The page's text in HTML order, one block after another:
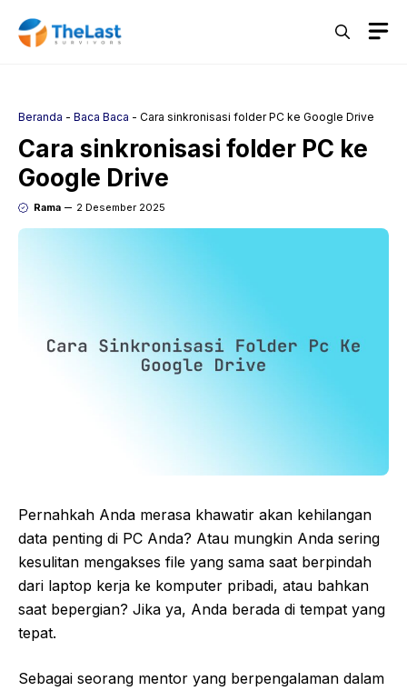
Beranda - Baca Baca - Cara sinkronisasi folder PC ke Google Drive
Cara sinkronisasi folder PC ke
Google Drive
Rama 2 Desember 2025
Pernahkah Anda merasa khawatir akan kehilangan
data penting di PC Anda? Atau mungkin Anda sering
kesulitan mengakses file yang sama saat berpindah
dari laptop kerja ke komputer pribadi, atau bahkan
saat bepergian? Jika ya, Anda berada di tempat yang
tepat.
Sebagai seorang mentor yang berpengalaman dalam